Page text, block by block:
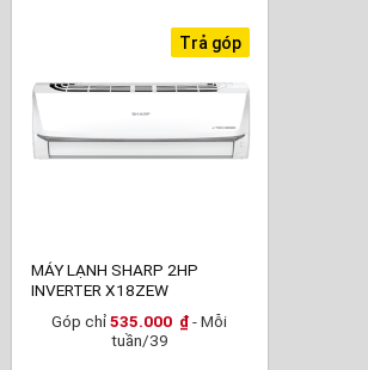
Trả góp
MÁY LẠNH SHARP 2HP
INVERTER X18ZEW
Góp chỉ535.000 ₫ - Mỗi
tuần/39